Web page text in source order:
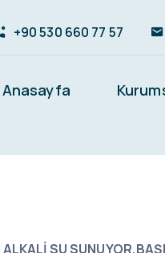
+90 530 660 77 57
Anasayfa
SU